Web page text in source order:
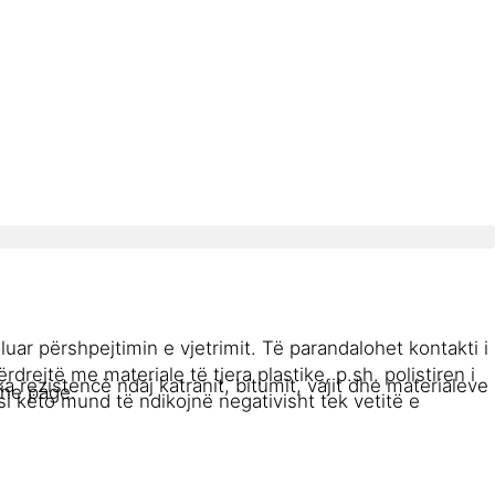
rezistencë ndaj katranit, bitumit, vajit dhe materialeve
përshpejtimin e vjetrimit. Të parandalohet kontakti i
me materiale të tjera plastike, p.sh. polistiren i
këto mund të ndikojnë negativisht tek vetitë e
page.